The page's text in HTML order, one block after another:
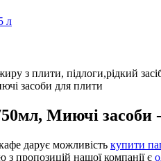
л
Миючі засоби -
дарує можливість купити
пропозицій нашої компанії є